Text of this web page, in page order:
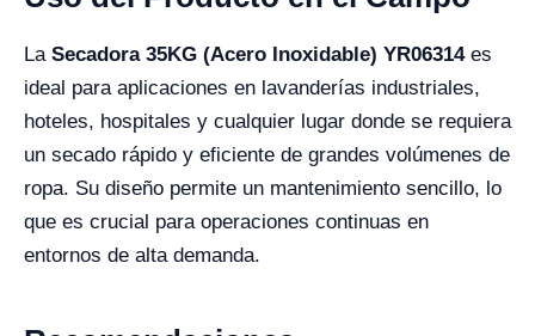
La Secadora 35KG (Acero Inoxidable) YR06314es
ideal para aplicaciones en lavanderías industriales,
hoteles, hospitales y cualquier lugar donde se requiera
un secado rápido y eficiente de grandes volúmenes de
ropa. Su diseño permite un mantenimiento sencillo, lo
que es crucial para operaciones continuas en
entornos de alta demanda.